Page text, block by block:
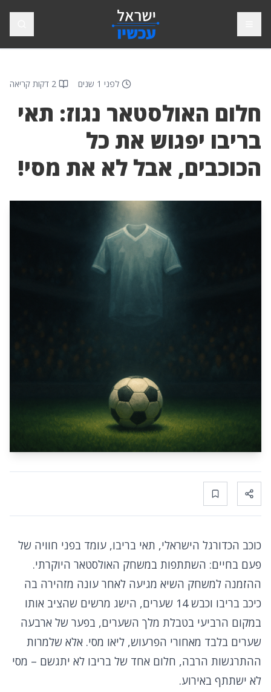
לפני 1 שנים 2 דקות קריאה
חלום האולסטאר נגוז: תאי
בריבו יפגוש את כל
הכוכבים, אבל לא את מסי!
Share
Bookmark
כוכב הכדורגל הישראלי, תאי בריבו, עומד בפני חוויה של
פעם בחיים: השתתפות במשחק האולסטאר היוקרתי.
ההזמנה למשחק השיא מגיעה לאחר עונה מזהירה בה
כיכב בריבו וכבש 14 שערים, הישג מרשים שהציב אותו
במקום הרביעי בטבלת מלך השערים, בפער של ארבעה
שערים בלבד מאחורי הפרעוש, ליאו מסי. אלא שלמרות
ההתרגשות הרבה, חלום אחד של בריבו לא יתגשם – מסי
לא ישתתף באירוע.